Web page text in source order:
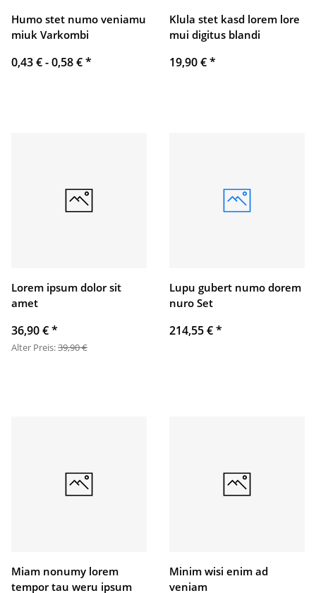
Humo stet numo veniamu
miuk Varkombi
0,43 € -0,58 €*
Klula stet kasd lorem lore
mui digitus blandi
19,90 €*
Lorem ipsum dolor sit
amet
36,90 €*
Alter Preis:39,90 €
Lupu gubert numo dorem
nuro Set
214,55 €*
Miam nonumy lorem
tempor tau weru ipsum
Minim wisi enim ad
veniam